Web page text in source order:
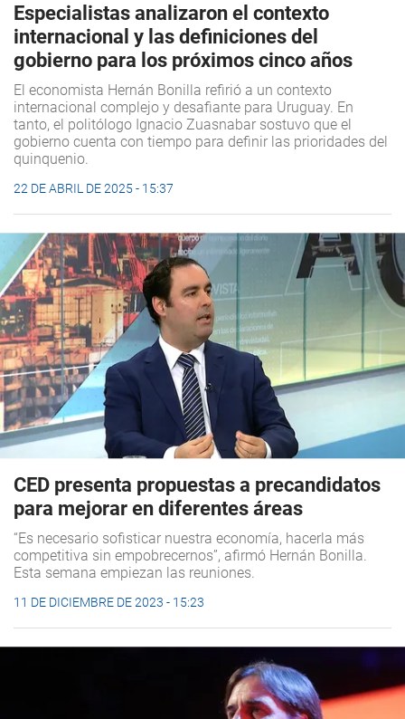
Especialistas analizaron el contexto
internacional y las definiciones del
gobierno para los próximos cinco años
El economista Hernán Bonilla refirió a un contexto
internacional complejo y desafiante para Uruguay. En
tanto, el politólogo Ignacio Zuasnabar sostuvo que el
gobierno cuenta con tiempo para definir las prioridades del
quinquenio.
22 DE ABRIL DE 2025 - 15:37
CED presenta propuestas a precandidatos
para mejorar en diferentes áreas
“Es necesario sofisticar nuestra economía, hacerla más
competitiva sin empobrecernos”, afirmó Hernán Bonilla.
Esta semana empiezan las reuniones.
11 DE DICIEMBRE DE 2023 - 15:23